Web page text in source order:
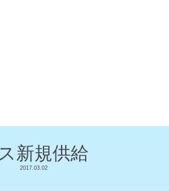
新規供給
2017.03.02